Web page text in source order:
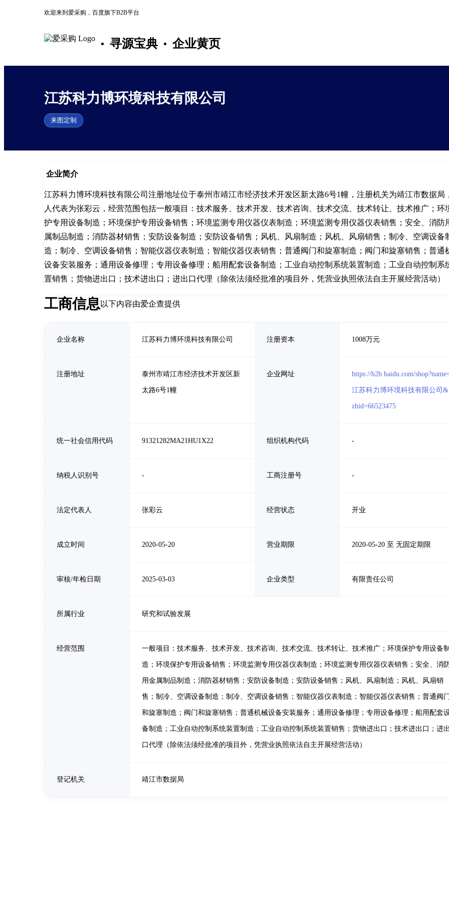
欢迎来到爱采购，百度旗下B2B平台
寻源宝典 企业黄页
江苏科力博环境科技有限公司
来图定制
企业简介
江苏科力博环境科技有限公司注册地址位于泰州市靖江市经济技术开发区新太路6号1幢，注册机关为靖江市数据局
人代表为张彩云，经营范围包括一般项目：技术服务、技术开发、技术咨询、技术交流、技术转让、技术推广；环
护专用设备制造；环境保护专用设备销售；环境监测专用仪器仪表制造；环境监测专用仪器仪表销售；安全、消防
属制品制造；消防器材销售；安防设备制造；安防设备销售；风机、风扇制造；风机、风扇销售；制冷、空调设备
造；制冷、空调设备销售；智能仪器仪表制造；智能仪器仪表销售；普通阀门和旋塞制造；阀门和旋塞销售；普通
设备安装服务；通用设备修理；专用设备修理；船用配套设备制造；工业自动控制系统装置制造；工业自动控制系
置销售；货物进出口；技术进出口；进出口代理（除依法须经批准的项目外，凭营业执照依法自主开展经营活动）
工商信息以下内容由爱企查提供
企业名称 江苏科力博环境科技有限公司 注册资本 1008万元
注册地址 泰州市靖江市经济技术开发区新
太路6号1幢
企业网址 https://b2b.baidu.com/
江苏科力博环境科技有限公司
zhid=66523475
统一社会信用代码 91321282MA21HU1X22 组织机构代码 -
纳税人识别号 - 工商注册号 -
法定代表人 张彩云 经营状态 开业
成立时间 2020-05-20 营业期限 2020-05-20 至 无固定期限
审核/年检日期 2025-03-03 企业类型 有限责任公司
所属行业 研究和试验发展
经营范围 一般项目：技术服务、技术开发、技术咨询、技术交流、技术转让、技术推广；环境保护专用设备
造；环境保护专用设备销售；环境监测专用仪器仪表制造；环境监测专用仪器仪表销售；安全、消
用金属制品制造；消防器材销售；安防设备制造；安防设备销售；风机、风扇制造；风机、风扇销
售；制冷、空调设备制造；制冷、空调设备销售；智能仪器仪表制造；智能仪器仪表销售；普通阀
和旋塞制造；阀门和旋塞销售；普通机械设备安装服务；通用设备修理；专用设备修理；船用配套
备制造；工业自动控制系统装置制造；工业自动控制系统装置销售；货物进出口；技术进出口；进
口代理（除依法须经批准的项目外，凭营业执照依法自主开展经营活动）
登记机关 靖江市数据局